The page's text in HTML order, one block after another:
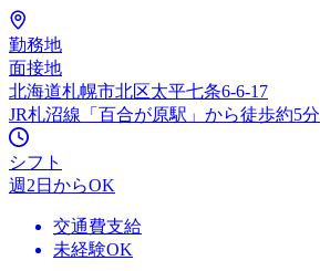
勤務地
面接地
北海道札幌市北区太平七条6-6-17
JR札沼線「百合が原駅」から徒歩約5分
シフト
週2日からOK
交通費支給
未経験OK